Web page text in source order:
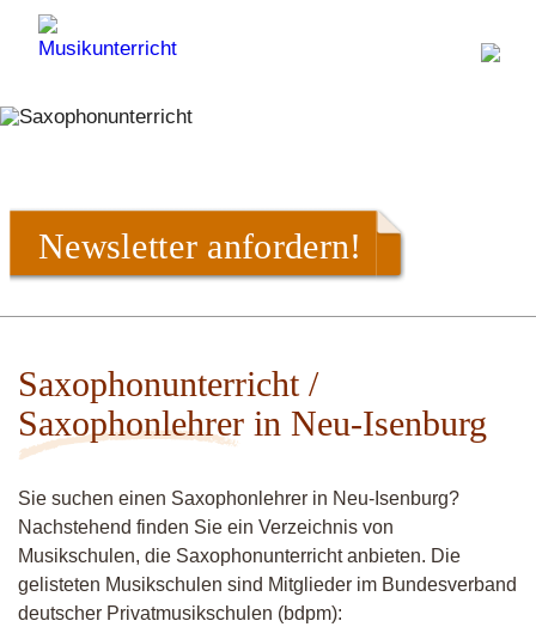
Newsletter anfordern!
Saxophonunterricht /
Saxophonlehrer in Neu-Isenburg
Sie suchen einen Saxophonlehrer in Neu-Isenburg?
Nachstehend finden Sie ein Verzeichnis von
Musikschulen, die Saxophonunterricht anbieten. Die
gelisteten Musikschulen sind Mitglieder im Bundesverband
deutscher Privatmusikschulen (bdpm):